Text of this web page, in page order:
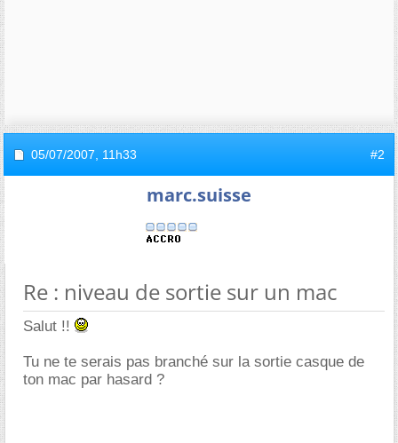
05/07/2007, 11h33 #2
marc.suisse
Re : niveau de sortie sur un mac
Salut !!
Tu ne te serais pas branché sur la sortie casque de
ton mac par hasard ?